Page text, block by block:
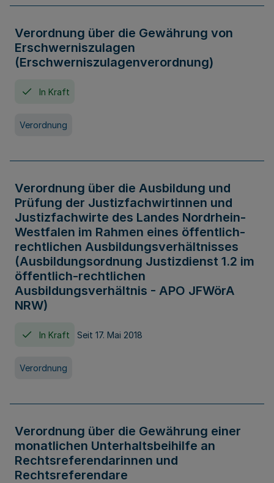
Verordnung über die Gewährung von
Erschwerniszulagen
(Erschwerniszulagenverordnung)
In Kraft
Verordnung
Verordnung über die Ausbildung und
Prüfung der Justizfachwirtinnen und
Justizfachwirte des Landes Nordrhein-
Westfalen im Rahmen eines öffentlich-
rechtlichen Ausbildungsverhältnisses
(Ausbildungsordnung Justizdienst 1.2 im
öffentlich-rechtlichen
Ausbildungsverhältnis - APO JFWörA
NRW)
In Kraft Seit 17. Mai 2018
Verordnung
Verordnung über die Gewährung einer
monatlichen Unterhaltsbeihilfe an
Rechtsreferendarinnen und
Rechtsreferendare